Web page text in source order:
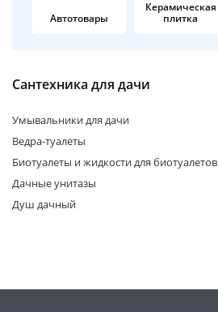
Автотовары
Керамическая
плитка
Сантехника для дачи
Умывальники для дачи
Ведра-туалеты
Биотуалеты и жидкости для биотуалетов
Дачные унитазы
Душ дачный